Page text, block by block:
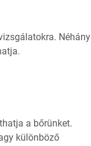
Néhány
a bőrünket.
különböző